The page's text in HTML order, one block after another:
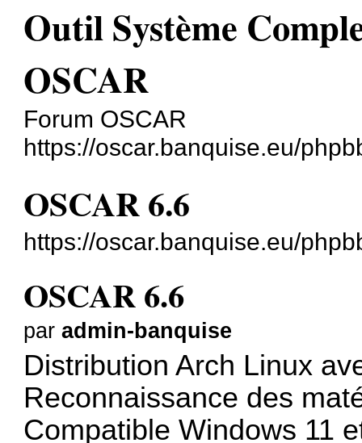
Outil Système
OSCAR
Forum OSCAR
https://oscar.banquise.eu/
OSCAR 6.6
https://oscar.banquise.eu/
OSCAR 6.6
paradmin-banquise
Distribution Arch Linux
Reconnaissance des
Compatible Windows 11